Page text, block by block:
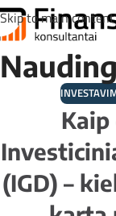
Skip to main content
(IGD) –